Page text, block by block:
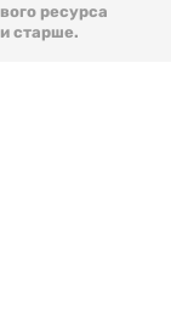
ресурса
старше.